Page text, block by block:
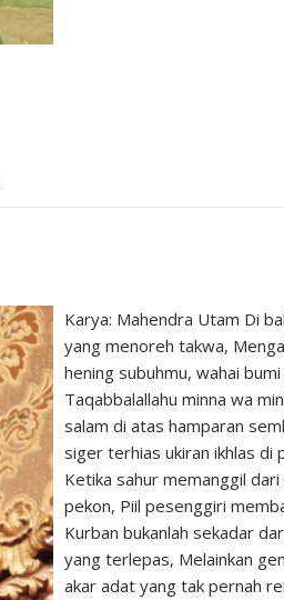
Karya: Mahendra Utam Di
yang menoreh takwa,
hening subuhmu, wahai
Taqabbalallahu minna wa
salam di atas hamparan
siger terhias ukiran ikhlas di
Ketika sahur memanggil
pekon, Piil pesenggiri
Kurban bukanlah sekadar
yang terlepas, Melainkan
akar adat yang tak pernah